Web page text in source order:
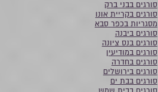
סורגים בבני ברק
סורגים בקריית אונו
מסגריות בכפר סבא
סורגים ביבנה
סורגים בנס ציונה
סורגים במודיעין
סורגים בחדרה
סורגים בירושלים
סורגים בבת ים